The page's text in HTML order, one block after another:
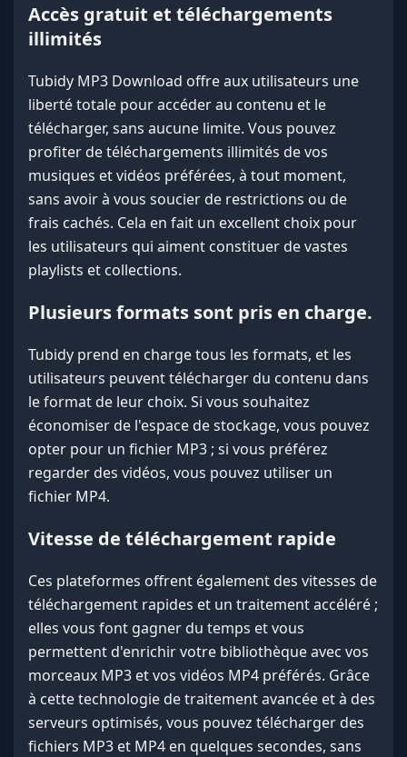
Accès gratuit et téléchargements
illimités
Tubidy MP3 Download offre aux utilisateurs une
liberté totale pour accéder au contenu et le
télécharger, sans aucune limite. Vous pouvez
profiter de téléchargements illimités de vos
musiques et vidéos préférées, à tout moment,
sans avoir à vous soucier de restrictions ou de
frais cachés. Cela en fait un excellent choix pour
les utilisateurs qui aiment constituer de vastes
playlists et collections.
Plusieurs formats sont pris en charge.
Tubidy prend en charge tous les formats, et les
utilisateurs peuvent télécharger du contenu dans
le format de leur choix. Si vous souhaitez
économiser de l'espace de stockage, vous pouvez
opter pour un fichier MP3 ; si vous préférez
regarder des vidéos, vous pouvez utiliser un
fichier MP4.
Vitesse de téléchargement rapide
Ces plateformes offrent également des vitesses de
téléchargement rapides et un traitement accéléré ;
elles vous font gagner du temps et vous
permettent d'enrichir votre bibliothèque avec vos
morceaux MP3 et vos vidéos MP4 préférés. Grâce
à cette technologie de traitement avancée et à des
serveurs optimisés, vous pouvez télécharger des
fichiers MP3 et MP4 en quelques secondes, sans